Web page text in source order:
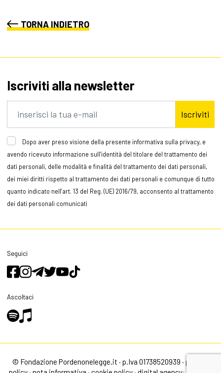
TORNA INDIETRO
Iscriviti alla newsletter
Iscriviti
Dopo aver preso visione della presente informativa sulla privacy, e
avendo ricevuto informazione sull’identità del titolare del trattamento dei
dati personali, delle modalità e finalità del trattamento dei dati personali,
dei miei diritti rispetto al trattamento dei dati personali e comunque di tutto
quanto indicato nell’art. 13 del Reg. (UE) 2016/79, acconsento al trattamento
dei dati personali comunicati
Seguici
Ascoltaci
© Fondazione Pordenonelegge.it · p.Iva 01738520939 · privacy